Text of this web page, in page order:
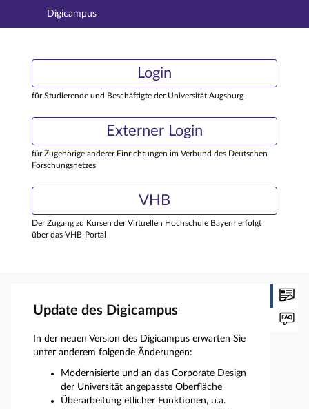
Hauptnavigation
Externer Login
Digicampus
Login
für Studierende und Beschäftigte der Universität Augsburg
Externer Login
für Zugehörige anderer Einrichtungen im Verbund des Deutschen
Forschungsnetzes
VHB
Der Zugang zu Kursen der Virtuellen Hochschule Bayern erfolgt
über das VHB-Portal
Update des Digicampus
In der neuen Version des Digicampus erwarten Sie
unter anderem folgende Änderungen:
Modernisierte und an das Corporate Design
der Universität angepasste Oberfläche
Überarbeitung etlicher Funktionen, u.a.